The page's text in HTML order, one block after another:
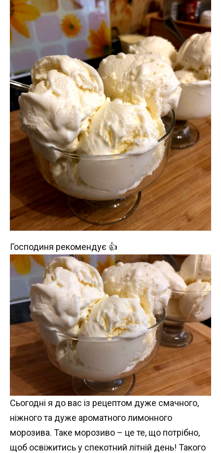
Господиня рекомендує 👍
Сьогодні я до вас із рецептом дуже смачного,
ніжного та дуже ароматного лимонного
морозива. Таке морозиво – це те, що потрібно,
щоб освіжитись у спекотний літній день! Такого